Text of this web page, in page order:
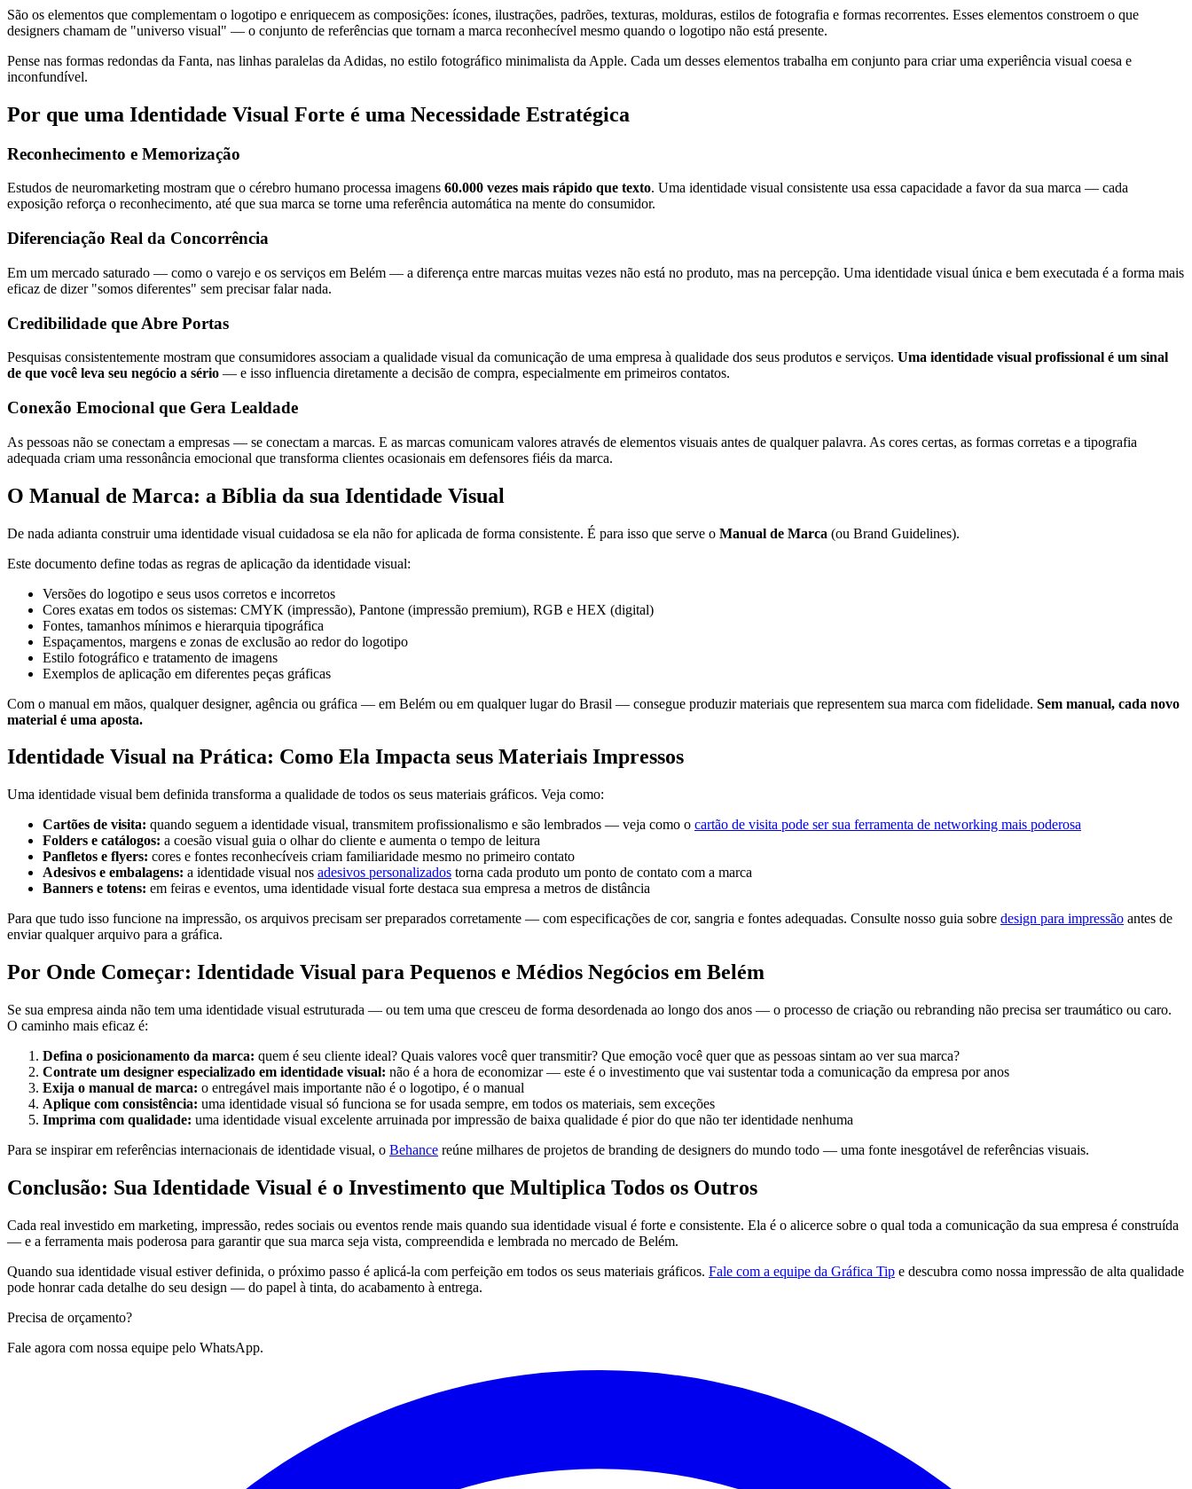
São os elementos que complementam o logotipo e enriquecem as composições: ícones, ilustrações, padrões, texturas, molduras, estilos de fotografia e formas recorrentes. Esses elementos constroem o que
designers chamam de "universo visual" — o conjunto de referências que tornam a marca reconhecível mesmo quando o logotipo não está presente.
Pense nas formas redondas da Fanta, nas linhas paralelas da Adidas, no estilo fotográfico minimalista da Apple. Cada um desses elementos trabalha em conjunto para criar uma experiência visual coesa e
inconfundível.
Por que uma Identidade Visual Forte é uma Necessidade Estratégica
Reconhecimento e Memorização
Estudos de neuromarketing mostram que o cérebro humano processa imagens 60.000 vezes mais rápido que texto. Uma identidade visual consistente usa essa capacidade a favor da sua marca — cada
exposição reforça o reconhecimento, até que sua marca se torne uma referência automática na mente do consumidor.
Diferenciação Real da Concorrência
Em um mercado saturado — como o varejo e os serviços em Belém — a diferença entre marcas muitas vezes não está no produto, mas na percepção. Uma identidade visual única e bem executada é a forma mais
eficaz de dizer "somos diferentes" sem precisar falar nada.
Credibilidade que Abre Portas
Pesquisas consistentemente mostram que consumidores associam a qualidade visual da comunicação de uma empresa à qualidade dos seus produtos e serviços. Uma identidade visual profissional é um sinal
de que você leva seu negócio a sério — e isso influencia diretamente a decisão de compra, especialmente em primeiros contatos.
Conexão Emocional que Gera Lealdade
As pessoas não se conectam a empresas — se conectam a marcas. E as marcas comunicam valores através de elementos visuais antes de qualquer palavra. As cores certas, as formas corretas e a tipografia
adequada criam uma ressonância emocional que transforma clientes ocasionais em defensores fiéis da marca.
O Manual de Marca: a Bíblia da sua Identidade Visual
De nada adianta construir uma identidade visual cuidadosa se ela não for aplicada de forma consistente. É para isso que serve o Manual de Marca (ou Brand Guidelines).
Este documento define todas as regras de aplicação da identidade visual:
Versões do logotipo e seus usos corretos e incorretos
Cores exatas em todos os sistemas: CMYK (impressão), Pantone (impressão premium), RGB e HEX (digital)
Fontes, tamanhos mínimos e hierarquia tipográfica
Espaçamentos, margens e zonas de exclusão ao redor do logotipo
Estilo fotográfico e tratamento de imagens
Exemplos de aplicação em diferentes peças gráficas
Com o manual em mãos, qualquer designer, agência ou gráfica — em Belém ou em qualquer lugar do Brasil — consegue produzir materiais que representem sua marca com fidelidade. Sem manual, cada novo
material é uma aposta.
Identidade Visual na Prática: Como Ela Impacta seus Materiais Impressos
Uma identidade visual bem definida transforma a qualidade de todos os seus materiais gráficos. Veja como:
Cartões de visita: quando seguem a identidade visual, transmitem profissionalismo e são lembrados — veja como o cartão de visita pode ser sua ferramenta de networking mais poderosa
Folders e catálogos: a coesão visual guia o olhar do cliente e aumenta o tempo de leitura
Panfletos e flyers: cores e fontes reconhecíveis criam familiaridade mesmo no primeiro contato
Adesivos e embalagens: a identidade visual nos adesivos personalizados torna cada produto um ponto de contato com a marca
Banners e totens: em feiras e eventos, uma identidade visual forte destaca sua empresa a metros de distância
Para que tudo isso funcione na impressão, os arquivos precisam ser preparados corretamente — com especificações de cor, sangria e fontes adequadas. Consulte nosso guia sobre design para impressão antes de
enviar qualquer arquivo para a gráfica.
Por Onde Começar: Identidade Visual para Pequenos e Médios Negócios em Belém
Se sua empresa ainda não tem uma identidade visual estruturada — ou tem uma que cresceu de forma desordenada ao longo dos anos — o processo de criação ou rebranding não precisa ser traumático ou caro.
O caminho mais eficaz é:
Defina o posicionamento da marca: quem é seu cliente ideal? Quais valores você quer transmitir? Que emoção você quer que as pessoas sintam ao ver sua marca?
Contrate um designer especializado em identidade visual: não é a hora de economizar — este é o investimento que vai sustentar toda a comunicação da empresa por anos
Exija o manual de marca: o entregável mais importante não é o logotipo, é o manual
Aplique com consistência: uma identidade visual só funciona se for usada sempre, em todos os materiais, sem exceções
Imprima com qualidade: uma identidade visual excelente arruinada por impressão de baixa qualidade é pior do que não ter identidade nenhuma
Para se inspirar em referências internacionais de identidade visual, o Behance reúne milhares de projetos de branding de designers do mundo todo — uma fonte inesgotável de referências visuais.
Conclusão: Sua Identidade Visual é o Investimento que Multiplica Todos os Outros
Cada real investido em marketing, impressão, redes sociais ou eventos rende mais quando sua identidade visual é forte e consistente. Ela é o alicerce sobre o qual toda a comunicação da sua empresa é construída
— e a ferramenta mais poderosa para garantir que sua marca seja vista, compreendida e lembrada no mercado de Belém.
Quando sua identidade visual estiver definida, o próximo passo é aplicá-la com perfeição em todos os seus materiais gráficos. Fale com a equipe da Gráfica Tip e descubra como nossa impressão de alta qualidade
pode honrar cada detalhe do seu design — do papel à tinta, do acabamento à entrega.
Precisa de orçamento?
Fale agora com nossa equipe pelo WhatsApp.